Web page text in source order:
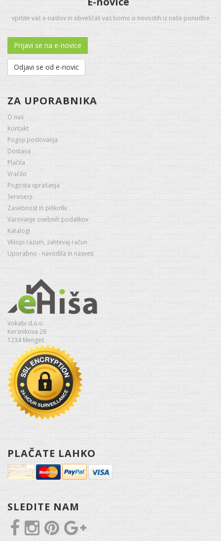
vpišite vaš e-naslov in obveščali vas bomo o novostih iz naše ponudbe
Prijavi se na e-novice
Odjavi se od e-novic
ZA UPORABNIKA
O nas
Kontakt
Pogoji poslovanja
Dostava
Plačila
Vračilo
Pogosta vprašanja
Serviserji
Zasebnost in piškotki
Varovanje osebnih podatkov
Katalogi
Vklopi razum, zahtevaj račun
Uporabno - navodila in nasveti
Vokabi d.o.o.
Kersnikova 26
1234 Mengeš
PLAČATE LAHKO
SLEDITE NAM